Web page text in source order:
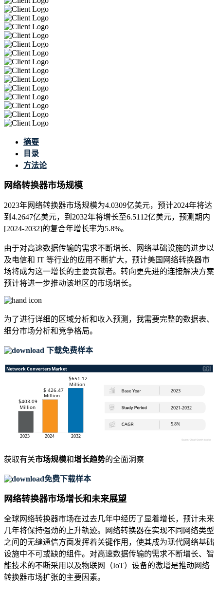
摘要
目录
方法论
网络转换器市场规模
2023年网络转换器市场规模为4.0309亿美元，预计2024年将达
到4.2647亿美元，到2032年将增长至6.5112亿美元，预测期内
[2024-2032]的复合年增长率为5.8%。
由于对高速数据传输的需求不断增长、网络基础设施的进步以
及电信和 IT 等行业的应用不断扩大，预计美国网络转换器市
场将成为这一增长的主要贡献者。转向更先进的连接解决方​​案
预计将进一步推动该地区的市场增长。
为了进行详细的区域分析和收入预测，我需要完整的数据表、
细分市场分析和竞争格局。
下载免费样本
获取有关市场规模和增长趋势的全面洞察
免费下载样本
网络转换器市场增长和未来展望
全球网络转换器市场在过去几年中经历了显着增长，预计未来
几年将保持强劲的上升轨迹。网络转换器在实现不同网络类型
之间的无缝通信方面发挥着关键作用，使其成为现代网络基础
设施中不可或缺的组件。对高速数据传输的需求不断增长、智
能技术的不断采用以及物联网（IoT）设备的激增是推动网络
转换器市场扩张的主要因素。